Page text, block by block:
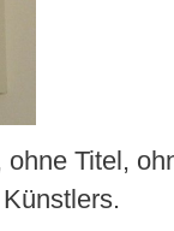
Titel,